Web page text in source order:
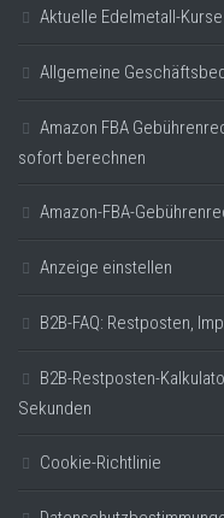
Aktuelle Edelmetall-
Allgemeine
Amazon FBA
sofort berechnen
Amazon-FBA-
Anzeige einstellen
B2B-FAQ: Restposten,
B2B-Restposten-
Sekunden
Cookie-Richtlinie